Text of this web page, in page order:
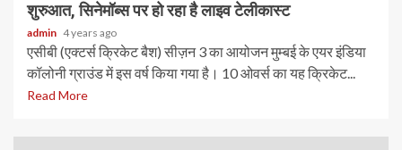
शुरुआत, सिनेमॉब्स पर हो रहा है लाइव टेलीकास्ट
admin 4 years ago
एसीबी (एक्टर्स क्रिकेट बैश) सीज़न 3 का आयोजन मुम्बई के एयर इंडिया
कॉलोनी ग्राउंड में इस वर्ष किया गया है। 10 ओवर्स का यह क्रिकेट...
Read More